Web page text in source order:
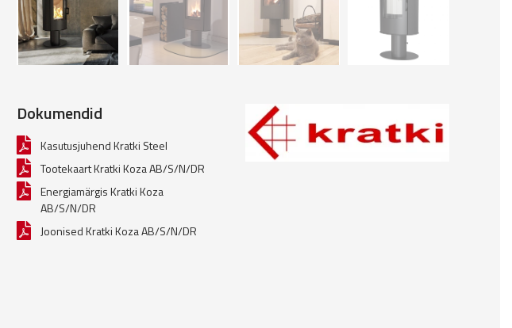
Dokumendid
Kasutusjuhend Kratki Steel
Tootekaart Kratki Koza AB/S/N/DR
Energiamärgis Kratki Koza
AB/S/N/DR
Joonised Kratki Koza AB/S/N/DR